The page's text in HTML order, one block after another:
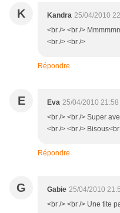
K Kandra 25/04/2010
<br /> <br />
<br /> <br />
Répondre
E Eva 25/04/2010 21:58
<br /> <br /> Super
<br /> <br />
Répondre
G Gabie 25/04/2010
<br /> <br /> Une tite